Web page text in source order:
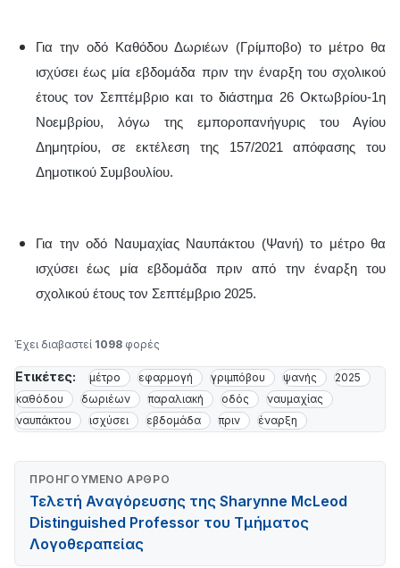
Για την οδό Καθόδου Δωριέων (Γρίμποβο) το μέτρο θα
ισχύσει έως μία εβδομάδα πριν την έναρξη του σχολικού
έτους τον Σεπτέμβριο και το διάστημα 26 Οκτωβρίου-1η
Νοεμβρίου, λόγω της εμποροπανήγυρις του Αγίου
Δημητρίου, σε εκτέλεση της 157/2021 απόφασης του
Δημοτικού Συμβουλίου.
Για την οδό Ναυμαχίας Ναυπάκτου (Ψανή) το μέτρο θα
ισχύσει έως μία εβδομάδα πριν από την έναρξη του
σχολικού έτους τον Σεπτέμβριο 2025.
Έχει διαβαστεί 1098 φορές
Ετικέτες: μέτρο εφαρμογή γριμπόβου ψανής
2025
καθόδου
δωριέων παραλιακή οδός
ναυμαχίας
ναυπάκτου
ισχύσει εβδομάδα πριν έναρξη
ΠΡΟΗΓΟΎΜΕΝΟ ΆΡΘΡΟ
Τελετή Αναγόρευσης της Sharynne McLeod
Distinguished Professor του Τμήματος
Λογοθεραπείας